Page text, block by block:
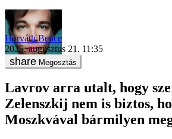
Horváth Bence
2025. augusztus 21. 11:35
Megosztás
Lavrov arra utalt, hogy
Zelenszkij nem is biztos,
Moszkvával bármilyen